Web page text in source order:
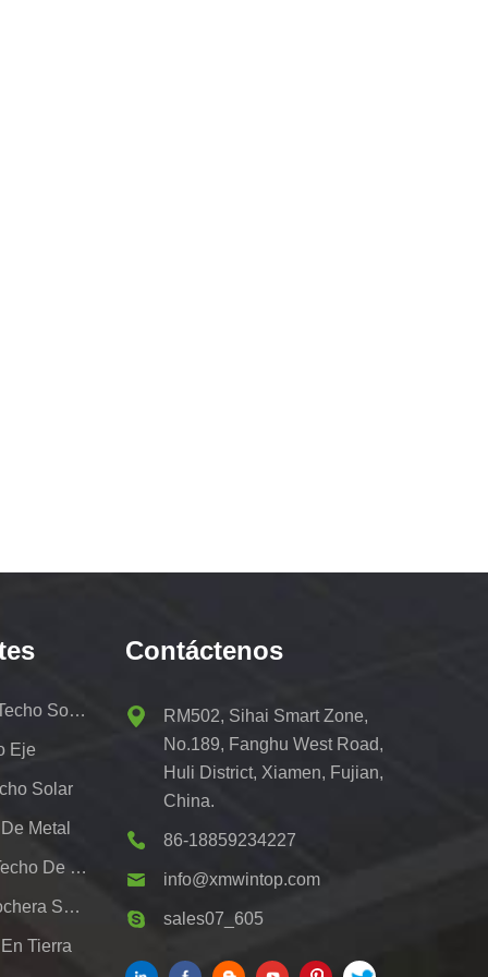
Kit De Portaequipajes De Techo Solar
Eje
Solar
Metal
Sistemas De Montaje De Techo De Hojalata Fotovoltaica
Soporte De Montaje De Cochera Solar Residencial
Tierra
Contáctenos
RM502, Sihai Smart Zone,
No.189, Fanghu West Road,
Huli District, Xiamen, Fujian,
China.
86-18859234227
info@xmwintop.com
sales07_605